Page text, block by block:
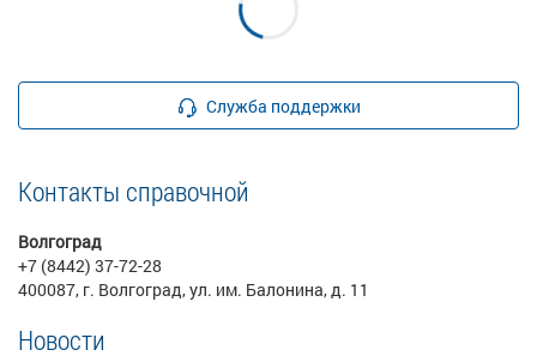
Служба поддержки
Контакты справочной
Волгоград
+7 (8442) 37-72-28
400087, г. Волгоград, ул. им. Балонина, д. 11
Новости